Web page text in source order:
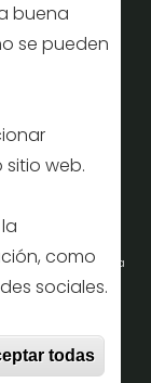
buena
se pueden
web.
como
sociales.
todas
y la Empresa